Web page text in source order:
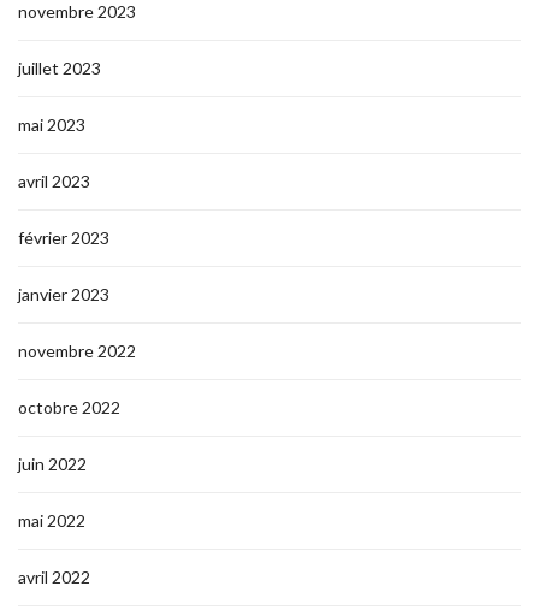
novembre 2023
juillet 2023
mai 2023
avril 2023
février 2023
janvier 2023
novembre 2022
octobre 2022
juin 2022
mai 2022
avril 2022